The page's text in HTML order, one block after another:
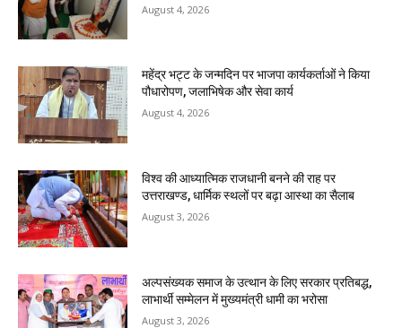
August 4, 2026
महेंद्र भट्ट के जन्मदिन पर भाजपा कार्यकर्ताओं ने किया
पौधारोपण, जलाभिषेक और सेवा कार्य
August 4, 2026
विश्व की आध्यात्मिक राजधानी बनने की राह पर
उत्तराखण्ड, धार्मिक स्थलों पर बढ़ा आस्था का सैलाब
August 3, 2026
अल्पसंख्यक समाज के उत्थान के लिए सरकार प्रतिबद्ध,
लाभार्थी सम्मेलन में मुख्यमंत्री धामी का भरोसा
August 3, 2026